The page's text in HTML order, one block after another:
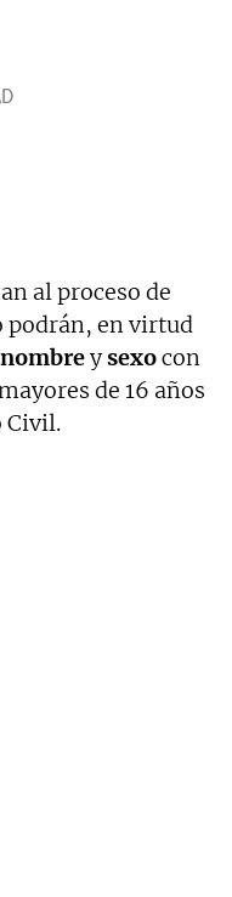
al proceso de
podrán, en virtud
nombreysexocon
de 16 años
Civil.